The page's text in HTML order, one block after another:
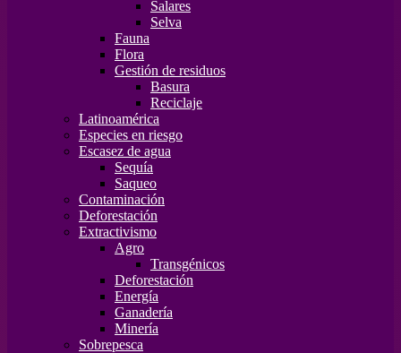
Salares
Selva
Fauna
Flora
Gestión de residuos
Basura
Reciclaje
Latinoamérica
Especies en riesgo
Escasez de agua
Sequía
Saqueo
Contaminación
Deforestación
Extractivismo
Agro
Transgénicos
Deforestación
Energía
Ganadería
Minería
Sobrepesca